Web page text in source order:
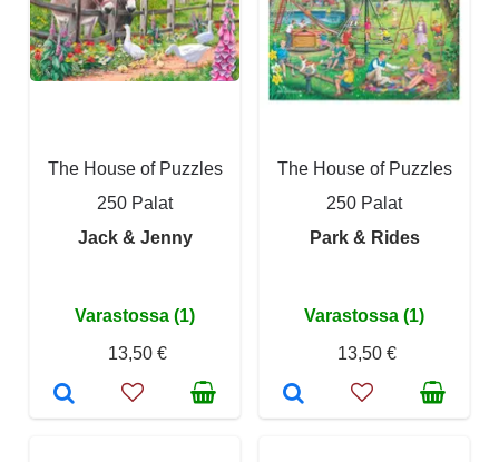
The House of Puzzles
250 Palat
Jack & Jenny
Varastossa (1)
13,50 €
The House of Puzzles
250 Palat
Park & Rides
Varastossa (1)
13,50 €